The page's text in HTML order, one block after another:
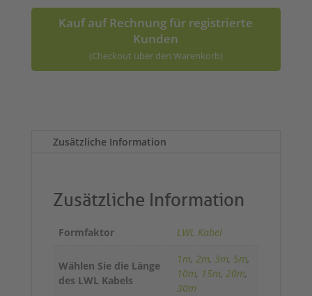
LC
MengeKauf auf Rechnung für registrierte
Kunden
(Checkout über den Warenkorb)
Zusätzliche Information
Zusätzliche Information
Formfaktor LWL Kabel
Wählen Sie die Länge
des LWL Kabels
1m, 2m, 3m, 5m,
10m, 15m, 20m,
30m